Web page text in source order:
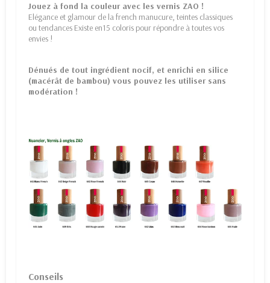
Jouez à fond la couleur avec les vernis ZAO !
Elégance et glamour de la french manucure, teintes classiques
ou tendances Existe en15 coloris pour répondre à toutes vos
envies !
Dénués de tout ingrédient nocif, et enrichi en silice
(macérât de bambou) vous pouvez les utiliser sans
modération !
Conseils